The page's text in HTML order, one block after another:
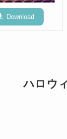
Download
ハロウ